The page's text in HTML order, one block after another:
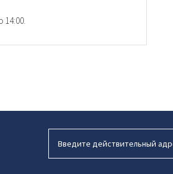
14:00.